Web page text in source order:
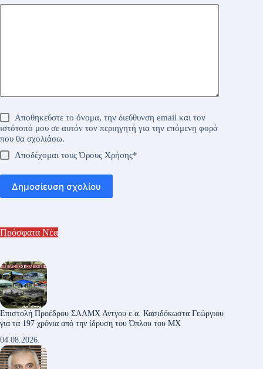
Αποθηκεύστε το όνομα, την διεύθυνση email και τον
ιστότοπό μου σε αυτόν τον περιηγητή για την επόμενη φορά
που θα σχολιάσω.
Αποδέχομαι τουςΌρους Χρήσης*
Δημοσίευση σχολίου
Πρόσφατα Νέα
Επιστολή Προέδρου ΣΑΑΜΧ Αντγου ε.α. Κασιδόκωστα Γεώργιου
για τα 197 χρόνια από την ίδρυση του Όπλου του ΜΧ
04.08.2026.